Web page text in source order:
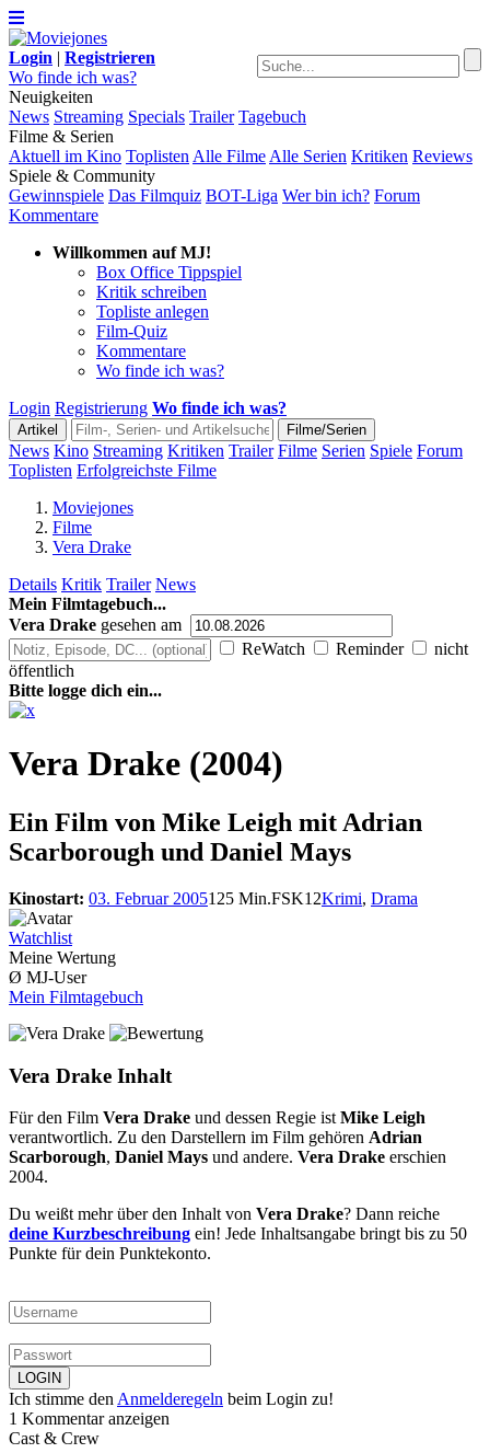
Login | Registrieren
Wo finde ich was?
Neuigkeiten
News Streaming Specials Trailer Tagebuch
Filme & Serien
Aktuell im Kino Toplisten Alle Filme Alle Serien Kritiken Reviews
Spiele & Community
Gewinnspiele Das Filmquiz BOT-Liga Wer bin ich? Forum
Kommentare
Willkommen auf MJ!
Box Office Tippspiel
Kritik schreiben
Topliste anlegen
Film-Quiz
Kommentare
Wo finde ich was?
Login Registrierung Wo finde ich was?
News Kino Streaming Kritiken Trailer Filme Serien Spiele Forum
Toplisten Erfolgreichste Filme
Moviejones
Filme
Vera Drake
Details Kritik Trailer News
Mein Filmtagebuch...
Vera Drake gesehen am
ReWatch
Reminder
nicht
öffentlich
Bitte logge dich ein...
Vera Drake (2004)
Ein Film von Mike Leigh mit Adrian
Scarborough und Daniel Mays
Kinostart: 03. Februar 2005125 Min.FSK12Krimi, Drama
Watchlist
Meine Wertung
Ø MJ-User
Mein Filmtagebuch
Vera Drake Inhalt
Für den Film Vera Drake und dessen Regie ist Mike Leigh
verantwortlich. Zu den Darstellern im Film gehören Adrian
Scarborough, Daniel Mays und andere. Vera Drake erschien
2004.
Du weißt mehr über den Inhalt von Vera Drake? Dann reiche
deine Kurzbeschreibung ein! Jede Inhaltsangabe bringt bis zu 50
Punkte für dein Punktekonto.
Ich stimme den Anmelderegeln beim Login zu!
1 Kommentar anzeigen
Cast & Crew